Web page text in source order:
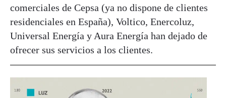
comerciales de Cepsa (ya no dispone de clientes
residenciales en España), Voltico, Enercoluz,
Universal Energía y Aura Energía han dejado de
ofrecer sus servicios a los clientes.